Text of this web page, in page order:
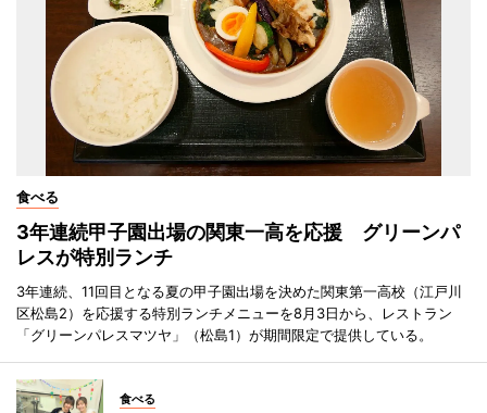
食べる
3年連続甲子園出場の関東一高を応援 グリーンパ
レスが特別ランチ
3年連続、11回目となる夏の甲子園出場を決めた関東第一高校（江戸川
区松島2）を応援する特別ランチメニューを8月3日から、レストラン
「グリーンパレスマツヤ」（松島1）が期間限定で提供している。
食べる